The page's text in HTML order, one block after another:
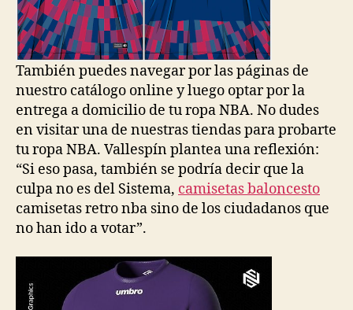
También puedes navegar por las páginas de
nuestro catálogo online y luego optar por la
entrega a domicilio de tu ropa NBA. No dudes
en visitar una de nuestras tiendas para probarte
tu ropa NBA. Vallespín plantea una reflexión:
“Si eso pasa, también se podría decir que la
culpa no es del Sistema, camisetas baloncesto
camisetas retro nba sino de los ciudadanos que
no han ido a votar”.